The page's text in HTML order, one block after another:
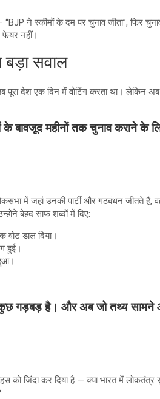
“BJP ने स्कीमों के दम पर चुनाव जीता”, फिर
फेयर नहीं।
सवाल
पूरा देश एक दिन में वोटिंग करता था। लेकिन
बावजूद महीनों तक चुनाव कराने के
में जहां उनकी पार्टी और गठबंधन जीतते हैं,
बेहद साफ शब्दों में दिए:
वोट डाल दिया।
हुई।
गड़बड़ है। और अब जो तथ्य सामने आ
जिंदा कर दिया है — क्या भारत में लोकतंत्र